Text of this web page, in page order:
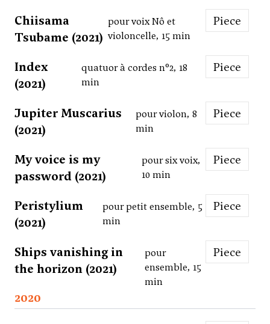
Chiisama
Tsubame (2021)
pour voix Nô et
violoncelle, 15 min
Piece
Index
(2021)
quatuor à cordes n°2, 18
min
Piece
Jupiter Muscarius
(2021)
pour violon, 8
min
Piece
My voice is my
password (2021)
pour six voix,
10 min
Piece
Peristylium
(2021)
pour petit ensemble, 5
min
Piece
Ships vanishing in
the horizon (2021)
pour
ensemble, 15
min
Piece
2020